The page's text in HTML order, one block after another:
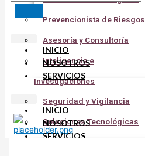
Prevencionista de Riesgos
Asesoría y Consultoría
Inteligencia e
Investigaciones
INICIO
NOSOTROS
SERVICIOS
Seguridad y Vigilancia
Soluciones Tecnológicas
INICIO
NOSOTROS
SERVICIOS